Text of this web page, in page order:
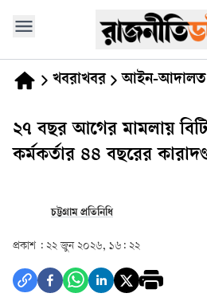
খবরাখবর আইন-আদালত
২৭ বছর আগের মামলায়
কর্মকর্তার ৪৪ বছরের
চট্টগ্রাম প্রতিনিধি
প্রকাশ : ২২ জুন ২০২৬, ১৬: ২২